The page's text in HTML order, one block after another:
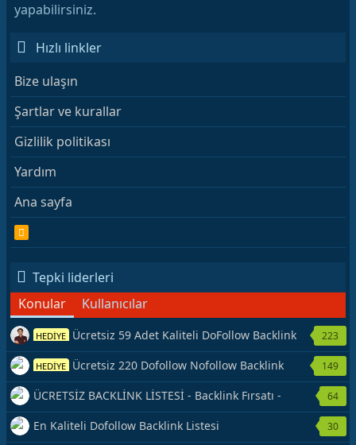
yapabilirsiniz.
Hızlı linkler
Bize ulaşın
Şartlar ve kurallar
Gizlilik politikası
Yardım
Ana sayfa
S
Tepki liderleri
Konular
Kullanıcılar
HEDİYE Ücretsiz 59 Adet Kaliteli DoFollow Backlink
Kaynağı Veriyorum.
223
HEDİYE Ücretsiz 220 Dofollow Nofollow Backlink
Veriyorum
149
ÜCRETSİZ BACKLİNK LİSTESİ - Backlink Fırsatı -
Hemen Yetiş!
64
En Kaliteli Dofollow Backlink Listesi 30